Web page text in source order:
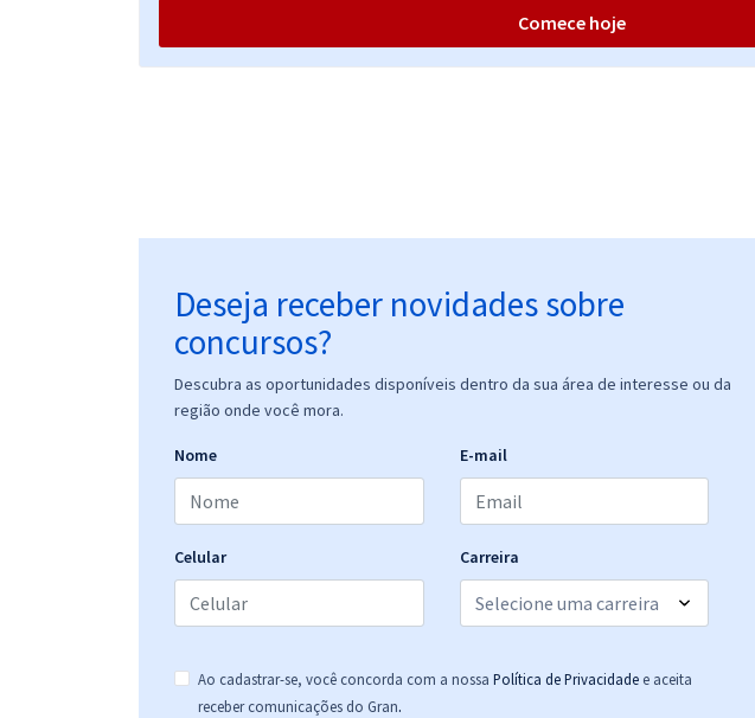
Comece hoje
Deseja receber novidades sobre
concursos?
Descubra as oportunidades disponíveis dentro da sua área de interesse ou da
região onde você mora.
Nome E-mail
Celular Carreira
Ao cadastrar-se, você concorda com a nossa Política de Privacidade e aceita
receber comunicações do Gran.